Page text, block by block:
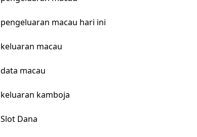
pengeluaran macau hari ini
keluaran macau
data macau
keluaran kamboja
Slot Dana